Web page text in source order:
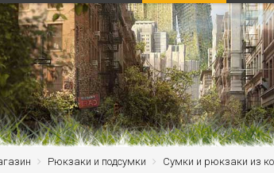
Рюкзаки и подсумки Сумки и рюкзаки из